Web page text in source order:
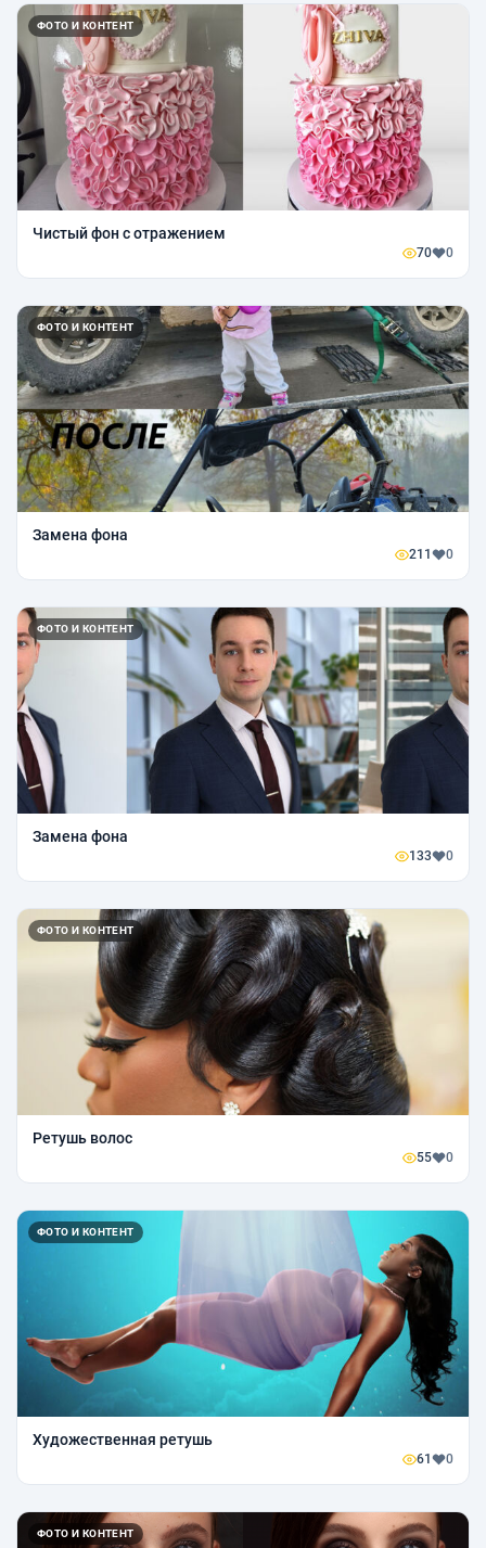
ФОТО И КОНТЕНТ
Чистый фон с отражением
70 0
ФОТО И КОНТЕНТ
Замена фона
211 0
ФОТО И КОНТЕНТ
Замена фона
133 0
ФОТО И КОНТЕНТ
Ретушь волос
55 0
ФОТО И КОНТЕНТ
Художественная ретушь
61 0
ФОТО И КОНТЕНТ